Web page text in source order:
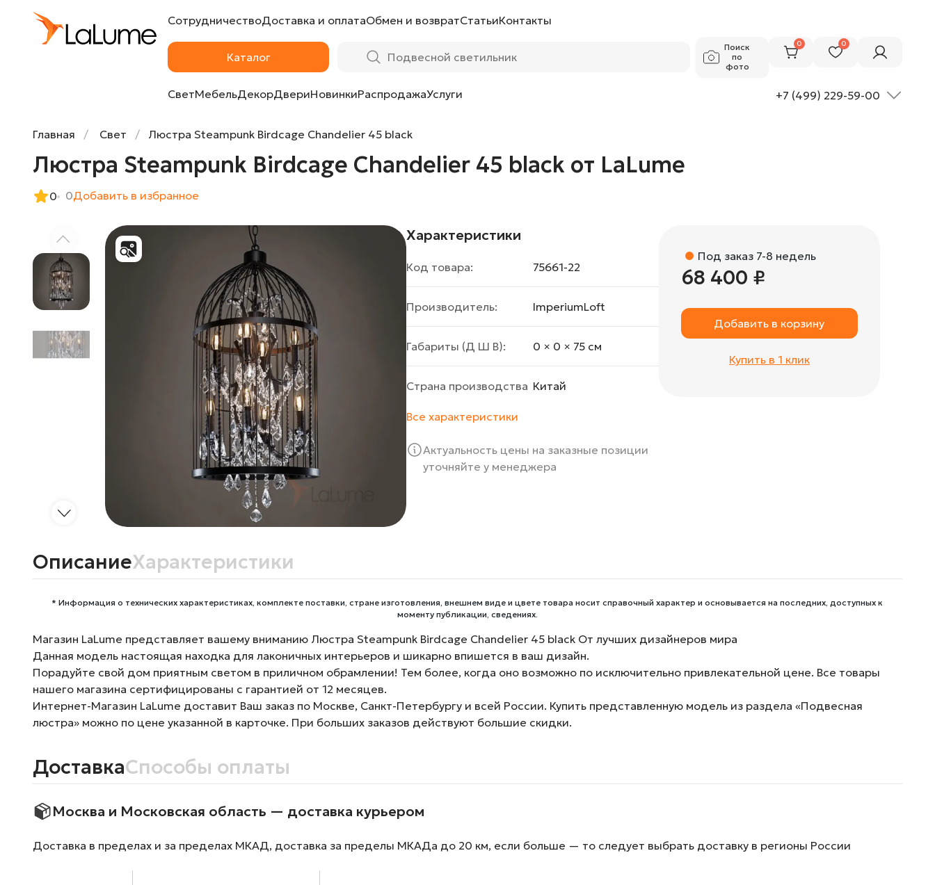
СотрудничествоДоставка и оплатаОбмен и возвратСтатьиКонтакты
Каталог
Поиск
по
фото
0 0
СветМебельДекорДвериНовинкиРаспродажаУслуги +7 (499) 229-59-00
Главная Свет Люстра Steampunk Birdcage Chandelier 45 black
Люстра Steampunk Birdcage Chandelier 45 black от LaLume
0 0Добавить в избранное
Характеристики
Код товара: 75661-22
Производитель: ImperiumLoft
Габариты (Д Ш В): 0 × 0 × 75 cм
Страна производства Китай
Все характеристики
Актуальность цены на заказные позиции
уточняйте у менеджера
Под заказ 7-8 недель
68 400 ₽
Добавить в корзину
Купить в 1 клик
ОписаниеХарактеристики
* Информация о технических характеристиках, комплекте поставки, стране изготовления, внешнем виде и цвете товара носит справочный характер и основывается на последних, доступных к
моменту публикации, сведениях.
Магазин LaLume представляет вашему вниманию Люстра Steampunk Birdcage Chandelier 45 black От лучших дизайнеров мира
Данная модель настоящая находка для лаконичных интерьеров и шикарно впишется в ваш дизайн.
Порадуйте свой дом приятным светом в приличном обрамлении! Тем более, когда оно возможно по исключительно привлекательной цене. Все товары
нашего магазина сертифицированы с гарантией от 12 месяцев.
Интернет-Магазин LaLume доставит Ваш заказ по Москве, Санкт-Петербургу и всей России. Купить представленную модель из раздела «Подвесная
люстра» можно по цене указанной в карточке. При больших заказов действуют большие скидки.
ДоставкаСпособы оплаты
Москва и Московская область — доставка курьером
Доставка в пределах и за пределах МКАД, доставка за пределы МКАДа до 20 км, если больше — то следует выбрать доставку в регионы России
Люстра Steampunk Birdcage Chandelier 45 black от LaLume